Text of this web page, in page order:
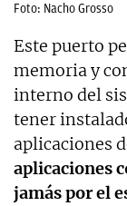
Foto: Nacho Grosso
Este puerto
memoria y
interno del
tener
aplicaciones
aplicaciones
jamás por el